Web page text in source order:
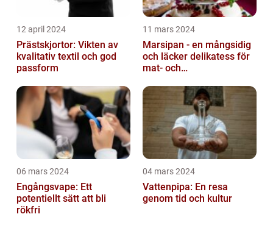
12 april 2024
Prästskjortor: Vikten av
kvalitativ textil och god
passform
11 mars 2024
Marsipan - en mångsidig
och läcker delikatess för
mat- och
06 mars 2024
Engångsvape: Ett
potentiellt sätt att bli
rökfri
04 mars 2024
Vattenpipa: En resa
genom tid och kultur